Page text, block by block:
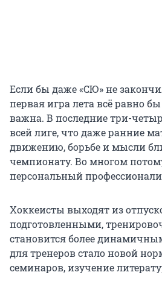
Если бы даже «СЮ» не
первая игра лета всё равно
важна. В последние три-
всей лиге, что даже ранние
движению, борьбе и мысли
чемпионату. Во многом
персональный
Хоккеисты выходят из
подготовленными,
становится более
для тренеров стало новой
семинаров, изучение